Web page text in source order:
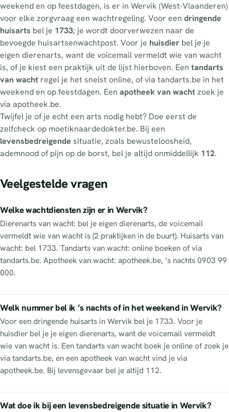
weekend en op feestdagen, is er in Wervik (West-Vlaanderen)
voor elke zorgvraag een wachtregeling. Voor een dringende
huisarts bel je 1733; je wordt doorverwezen naar de
bevoegde huisartsenwachtpost. Voor je huisdier bel je je
eigen dierenarts, want de voicemail vermeldt wie van wacht
is, of je kiest een praktijk uit de lijst hierboven. Een tandarts
van wacht regel je het snelst online, of via tandarts.be in het
weekend en op feestdagen. Een apotheek van wachtzoek je
via apotheek.be.
Twijfel je of je echt een arts nodig hebt? Doe eerst de
zelfcheck op moetiknaardedokter.be. Bij een
levensbedreigende situatie, zoals bewusteloosheid,
ademnood of pijn op de borst, bel je altijd onmiddellijk 112.
Veelgestelde vragen
Welke wachtdiensten zijn er in Wervik?
Dierenarts van wacht: bel je eigen dierenarts, de voicemail
vermeldt wie van wacht is (2 praktijken in de buurt). Huisarts van
wacht: bel 1733. Tandarts van wacht: online boeken of via
tandarts.be. Apotheek van wacht: apotheek.be, ’s nachts 0903 99
000.
Welk nummer bel ik ’s nachts of in het weekend in Wervik?
Voor een dringende huisarts in Wervik bel je 1733. Voor je
huisdier bel je je eigen dierenarts, want de voicemail vermeldt
wie van wacht is. Een tandarts van wacht boek je online of zoek je
via tandarts.be, en een apotheek van wacht vind je via
apotheek.be. Bij levensgevaar bel je altijd 112.
Wat doe ik bij een levensbedreigende situatie in Wervik?